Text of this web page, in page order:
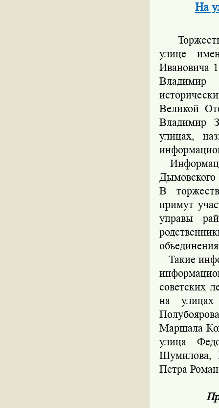
На
улице
Ивановича
Владимир
Великой
Владимир
улицах,
Дымовского
В
примут
управы
Такие
советских
на улицах
Маршала
улица
Шумилова,
Петра